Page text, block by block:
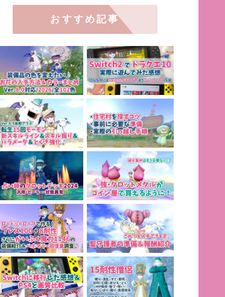
おすすめ記事